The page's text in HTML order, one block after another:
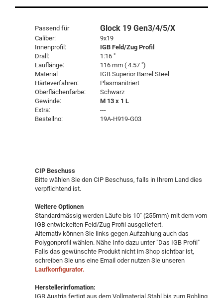
Passend für Glock 19 Gen3/4/5/X
Caliber:
9x19
Innenprofil:
IGB Feld/Zug Profil
Drall:
1:16 "
Lauflänge:
116 mm ( 4.57 ")
Material
IGB Superior Barrel Steel
Härteverfahren:
Plasmanitriert
Oberflächenfarbe:
Schwarz
Gewinde:
M 13 x 1 L
Extra:
---
Bestellno:
19A-H919-G03
CIP Beschuss
Bitte wählen Sie den CIP Beschuss, falls in Ihrem Land dies
verpflichtend ist.
Weitere Optionen
Standardmässig werden Läufe bis 10" (255mm) mit dem vom
IGB entwickelten Feld/Zug Profil ausgeliefert.
Alternativ können Sie links gegen Aufzahlung auch das
Polygonprofil wählen. Nähe Info dazu unter "Das IGB Profil"
Falls das gewünschte Produkt nicht im Shop sichtbar ist,
schreiben Sie uns eine Email oder nutzen Sie unseren
Laufkonfigurator.
Herstellerinfomation:
IGB Austria fertigt aus dem Vollmaterial Stahl bis zum Rohling